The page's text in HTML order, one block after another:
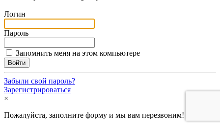
Логин
Пароль
Запомнить меня на этом компьютере
Забыли свой пароль?
Зарегистрироваться
×
Пожалуйста, заполните форму и мы вам перезвоним!